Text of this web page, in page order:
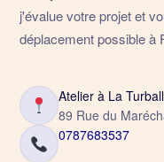
j'évalue votre projet et
déplacement possible à
Atelier à La
89 Rue du
0787683537